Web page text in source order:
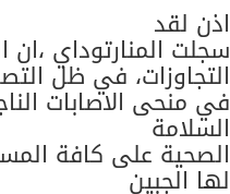
اذن لقد
سجلت المنارتوداي ،ان
التجاوزات، في ظل
في منحى الاصابات
السلامة
الصحية على كافة
لها الجبين